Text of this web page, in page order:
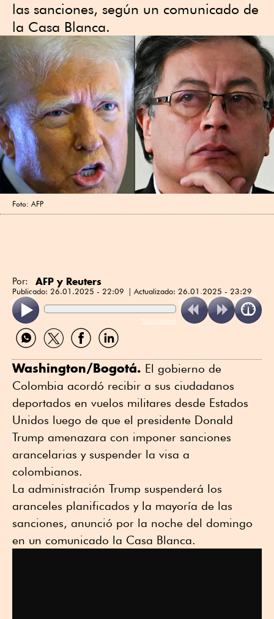
las sanciones, según un comunicado de
la Casa Blanca.
Foto: AFP
Por: AFP y Reuters
Publicado: 26.01.2025 - 22:09 Actualizado: 26.01.2025 - 23:29
ReadSpeaker
Compartir
por
Compartir
por
Compartir
por
Compartir
por
Washington/Bogotá. El gobierno de
Colombia acordó recibir a sus ciudadanos
deportados en vuelos militares desde Estados
Unidos luego de que el presidente Donald
Trump amenazara con imponer sanciones
arancelarias y suspender la visa a
colombianos.
La administración Trump suspenderá los
aranceles planificados y la mayoría de las
sanciones, anunció por la noche del domingo
en un comunicado la Casa Blanca.